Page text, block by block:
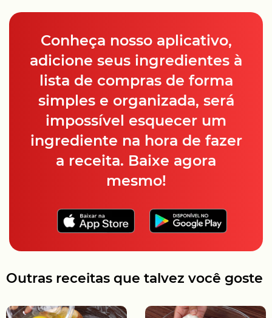
Conheça nosso aplicativo,
adicione seus ingredientes à
lista de compras de forma
simples e organizada, será
impossível esquecer um
ingrediente na hora de fazer
a receita. Baixe agora
mesmo!
Outras receitas que talvez você goste